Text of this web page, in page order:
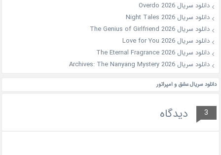
دانلود سریال Overdo 2026
دانلود سریال Night Tales 2026
دانلود سریال The Genius of Girlfriend 2026
دانلود سریال Love for You 2026
دانلود سریال The Eternal Fragrance 2026
دانلود سریال Archives: The Nanyang Mystery 2026
دانلود سریال عشق و امپراتور
3 دیدگاه